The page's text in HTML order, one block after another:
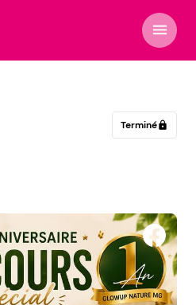
menu
Terminélock